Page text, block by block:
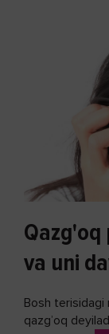
va uni
Bosh terisidagi
qazg’oq